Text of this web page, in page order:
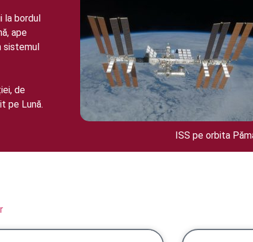
la bordul
ape
sistemul
de
pe Lună.
ISS pe orbita